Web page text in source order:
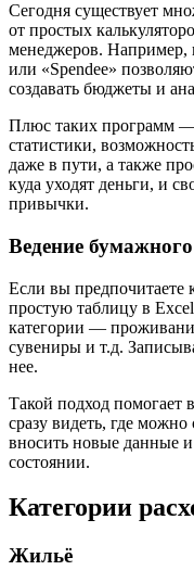
Сегодня существует
от простых
менеджеров. Например,
или «Spendee»
создавать бюджеты и
Плюс таких программ —
статистики,
даже в пути, а также
куда уходят деньги, и
привычки.
Ведение
Если вы предпочитаете
простую таблицу в
категории —
сувениры и т.д.
нее.
Такой подход помогает
сразу видеть, где
вносить новые данные
состоянии.
Категории
Жильё